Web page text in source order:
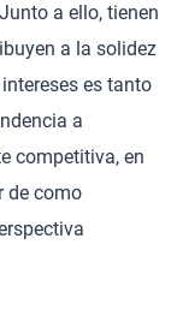
a ello, tienen
a la solidez
es tanto
a
competitiva, en
de como